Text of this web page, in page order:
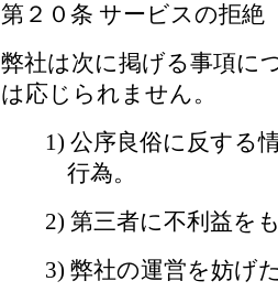
第２０条 サービスの拒絶
弊社は次に掲げる事項に
は応じられません。
1) 公序良俗に反する
行為。
2) 第三者に不利益を
3) 弊社の運営を妨げ